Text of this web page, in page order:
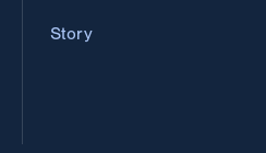
Story